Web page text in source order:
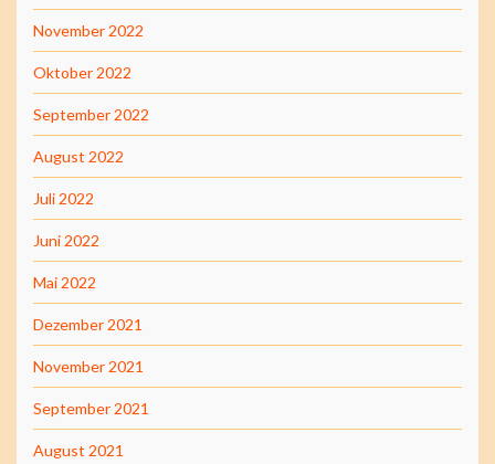
November 2022
Oktober 2022
September 2022
August 2022
Juli 2022
Juni 2022
Mai 2022
Dezember 2021
November 2021
September 2021
August 2021